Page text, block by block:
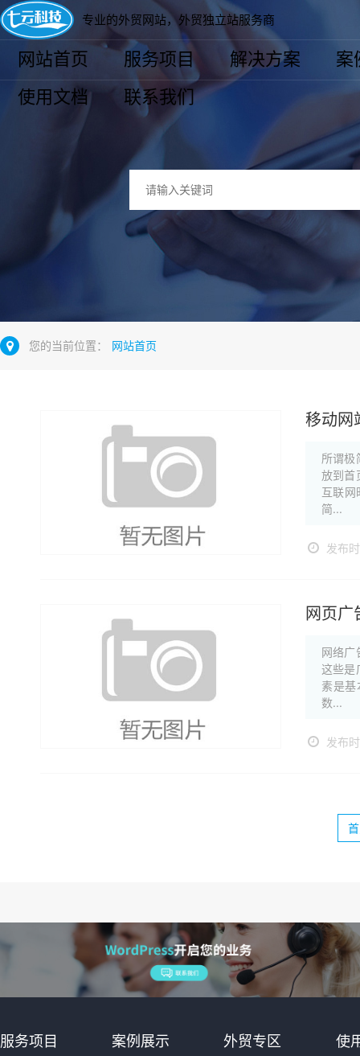
专业的外贸网站，外贸独立站服务商
网站首页 服务项目 解决方案
案
使用文档
联系我们
您的当前位置： 网站首页
移动网
所谓极
放到首
互联网
简...
发布
网页广
网络广
这些是
素是基
数...
发布
服务项目 案例展示 外贸专区 使